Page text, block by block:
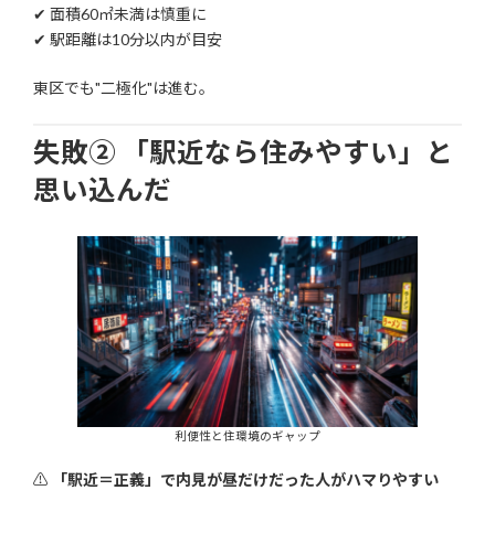
✔ 面積60㎡未満は慎重に
✔ 駅距離は10分以内が目安
東区でも"二極化"は進む。
失敗② 「駅近なら住みやすい」と
思い込んだ
利便性と住環境のギャップ
⚠ 「駅近＝正義」で内見が昼だけだった人がハマりやすい